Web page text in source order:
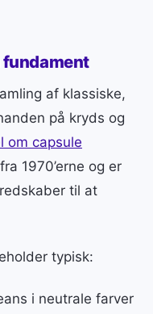
fundament
af klassiske,
på kryds og
om capsule
1970’erne og er
til at
typisk:
i neutrale farver